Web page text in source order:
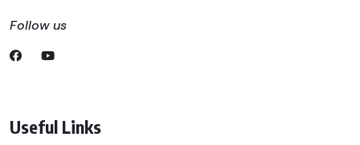
Follow us
Useful Links